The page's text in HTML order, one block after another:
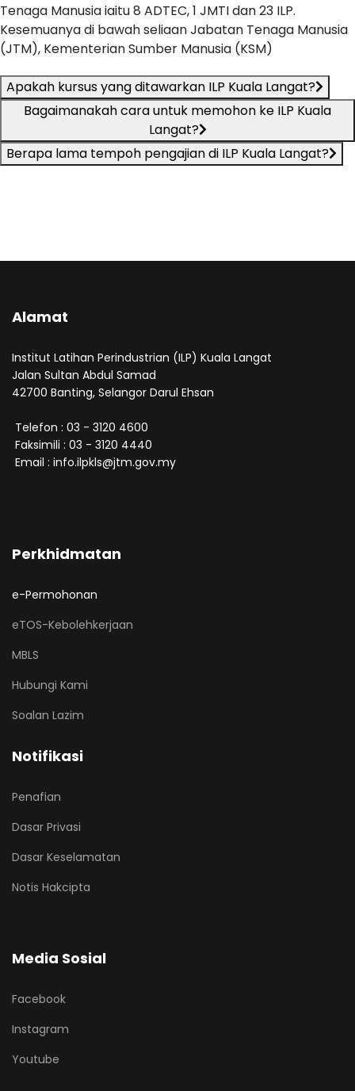
Tenaga Manusia iaitu 8 ADTEC, 1 JMTI dan 23 ILP.
Kesemuanya di bawah seliaan Jabatan Tenaga Manusia
(JTM), Kementerian Sumber Manusia (KSM)
Apakah kursus yang ditawarkan ILP Kuala Langat?
Bagaimanakah cara untuk memohon ke ILP Kuala
Langat?
Berapa lama tempoh pengajian di ILP Kuala Langat?
Alamat
Institut Latihan Perindustrian (ILP) Kuala Langat
Jalan Sultan Abdul Samad
42700 Banting, Selangor Darul Ehsan
Telefon : 03 - 3120 4600
Faksimili : 03 - 3120 4440
Email : info.ilpkls@jtm.gov.my
Perkhidmatan
e-Permohonan
eTOS-Kebolehkerjaan
MBLS
Hubungi Kami
Soalan Lazim
Notifikasi
Penafian
Dasar Privasi
Dasar Keselamatan
Notis Hakcipta
Media Sosial
Facebook
Instagram
Youtube